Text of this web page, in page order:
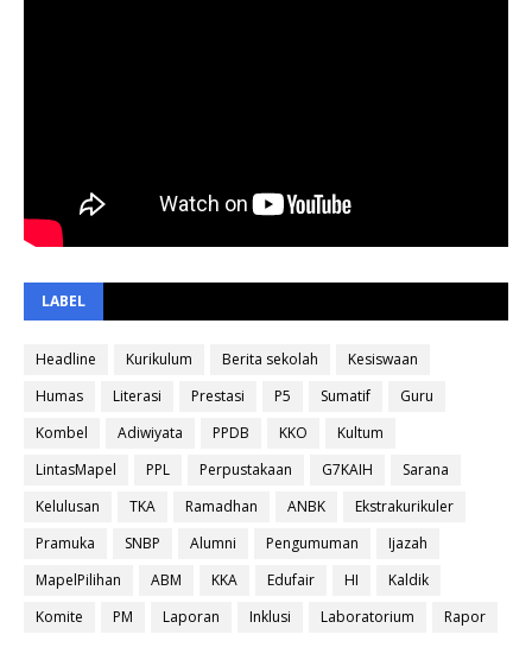
LABEL
Headline Kurikulum Berita sekolah
Kesiswaan
Humas
Literasi Prestasi P5 Sumatif
Guru
Kombel
Adiwiyata PPDB KKO
Kultum
LintasMapel
PPL Perpustakaan G7KAIH
Sarana
Kelulusan
TKA Ramadhan ANBK
Ekstrakurikuler
Pramuka
SNBP Alumni Pengumuman
Ijazah
MapelPilihan
ABM KKA Edufair HI
Kaldik
Komite
PM Laporan Inklusi Laboratorium Rapor